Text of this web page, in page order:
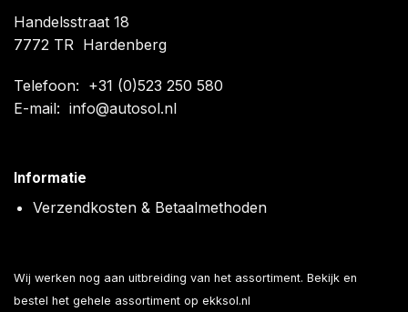
Handelsstraat 18
7772 TR Hardenberg
Telefoon: +31 (0)523 250 580
E-mail: info@autosol.nl
Informatie
Verzendkosten & Betaalmethoden
Wij werken nog aan uitbreiding van het assortiment. Bekijk en
bestel het gehele assortiment op ekksol.nl